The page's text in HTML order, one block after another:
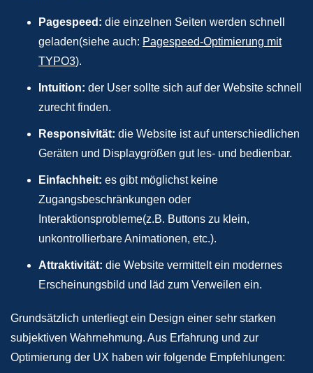
Pagespeed: die einzelnen Seiten werden schnell
geladen(siehe auch: Pagespeed-Optimierung mit
TYPO3).
Intuition: der User sollte sich auf der Website schnell
zurecht finden.
Responsivität: die Website ist auf unterschiedlichen
Geräten und Displaygrößen gut les- und bedienbar.
Einfachheit: es gibt möglichst keine
Zugangsbeschränkungen oder
Interaktionsprobleme(z.B. Buttons zu klein,
unkontrollierbare Animationen, etc.).
Attraktivität: die Website vermittelt ein modernes
Erscheinungsbild und läd zum Verweilen ein.
Grundsätzlich unterliegt ein Design einer sehr starken
subjektiven Wahrnehmung. Aus Erfahrung und zur
Optimierung der UX haben wir folgende Empfehlungen: